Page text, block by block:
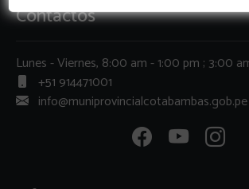
Contactos
Lunes - Viernes, 8:00 am - 1:00 pm ; 3:00
+51 914471001
info@muniprovincialcotabambas.gob.pe